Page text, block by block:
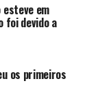
em
foi devido a
os primeiros